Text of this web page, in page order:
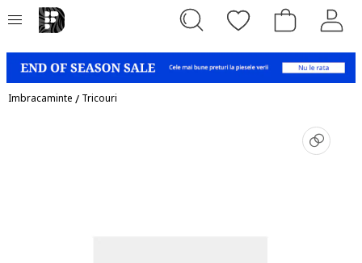
Imbracaminte / Tricouri